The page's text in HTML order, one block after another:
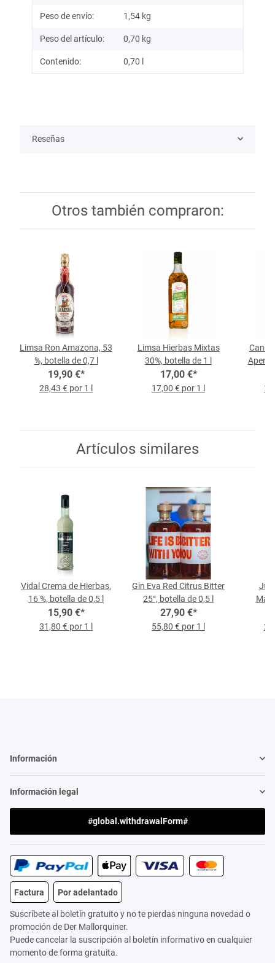
Peso de envío: 1,54 kg
Peso del artículo: 0,70 kg
Contenido: 0,70 l
Reseñas
Otros también compraron:
Limsa Ron Amazona, 53
%, botella de 0,7 l
19,90 €*
28,43 € por 1 l
Limsa Hierbas Mixtas
30%, botella de 1 l
17,00 €*
17,00 € por 1 l
vol,
Artículos similares
Vidal Crema de Hierbas,
16 %, botella de 0,5 l
15,90 €*
31,80 € por 1 l
Gin Eva Red Citrus Bitter
25°, botella de 0,5 l
27,90 €*
55,80 € por 1 l
Información
Información legal
#global.withdrawalForm#
Factura Por adelantado
Suscríbete al boletín gratuito y no te pierdas ninguna novedad o
promoción de Der Mallorquiner.
Puede cancelar la suscripción al boletín informativo en cualquier
momento de forma gratuita.